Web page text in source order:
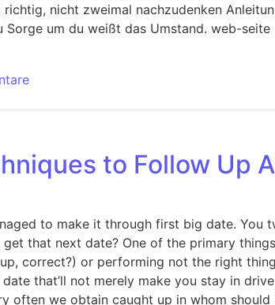
nicht zweimal nachzudenken
Sorge um du weißt das Umstand. web-seite
to Follow Up
to make it through first big date.
get that next date? One of the primary
correct?) or performing not the right
that’ll not merely make you stay in
often we obtain caught up in whom